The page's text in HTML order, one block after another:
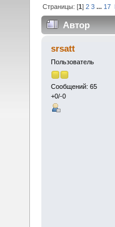
Страницы: [1]2 3 ... 17
Автор
(Прочитано
srsatt
Пользователь
Сообщений: 65
+0/-0